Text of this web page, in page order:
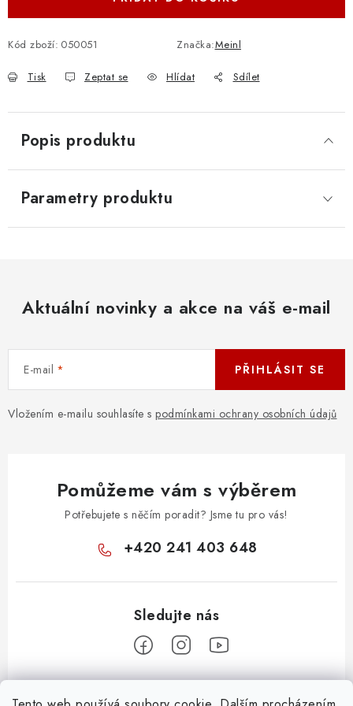
Kód zboží: 050051 Značka:Meinl
Tisk Zeptat se Hlídat Sdílet
Popis produktu
Parametry produktu
Aktuální novinky a akce na váš e-mail
E-mail
Vložením e-mailu souhlasíte s podmínkami ochrany osobních údajů
PŘIHLÁSIT SE
Pomůžeme vám s výběrem
Potřebujete s něčím poradit? Jsme tu pro vás!
+420 241 403 648
Z